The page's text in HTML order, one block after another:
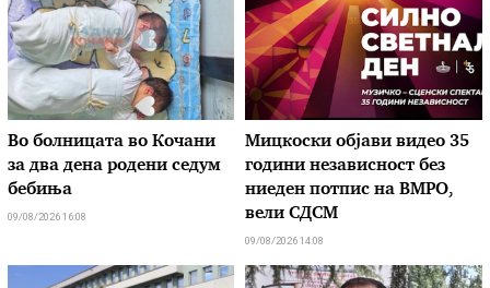
Во болницата во Кочани
за два дена родени седум
бебиња
09/08/2026 16:08
Мицкоски објави видео 35
години независност без
ниеден потпис на ВМРО,
вели СДСМ
09/08/2026 14:08